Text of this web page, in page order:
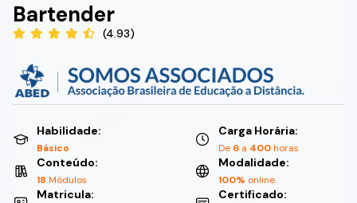
Bartender
(4.93)
Habilidade:
Básico
Carga Horária:
De 6 a 400horas
Conteúdo:
18 Módulos
Modalidade:
100% online.
Matricula: Certificado: